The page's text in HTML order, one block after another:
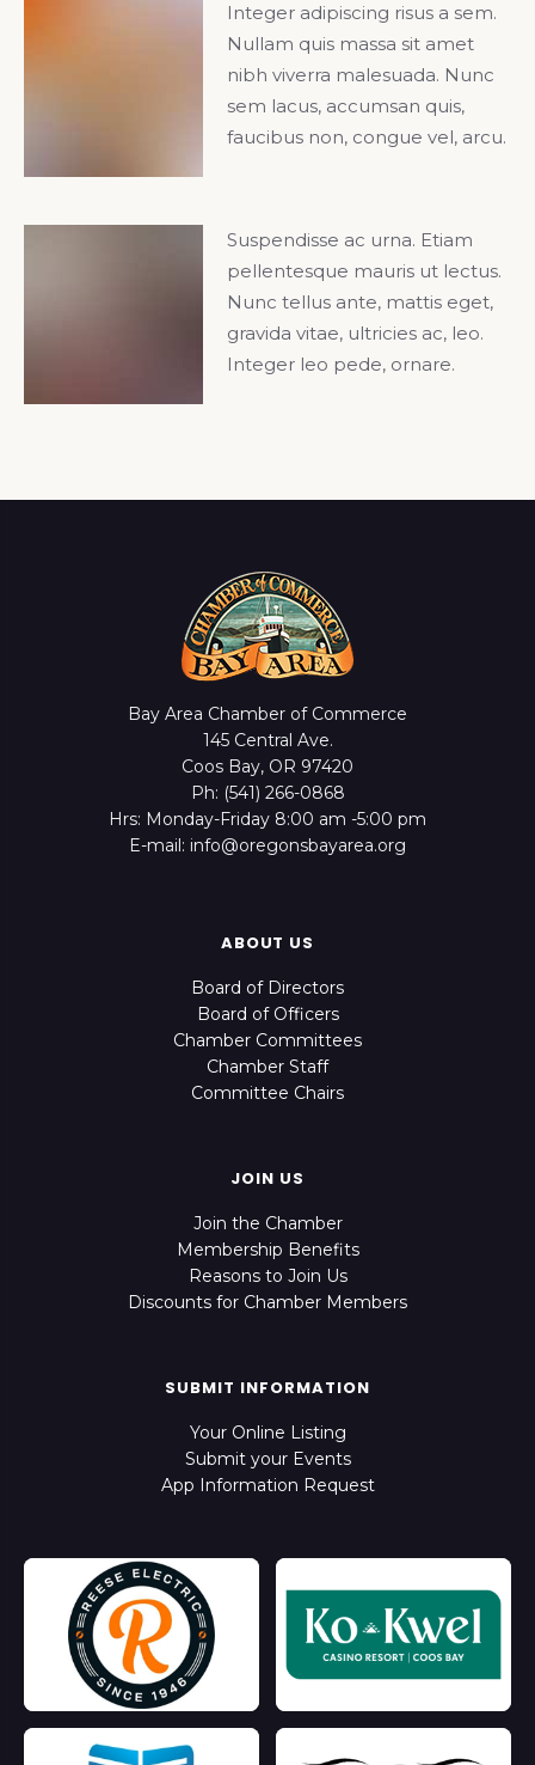
Integer adipiscing risus a sem.
Nullam quis massa sit amet
nibh viverra malesuada. Nunc
sem lacus, accumsan quis,
faucibus non, congue vel, arcu.
Suspendisse ac urna. Etiam
pellentesque mauris ut lectus.
Nunc tellus ante, mattis eget,
gravida vitae, ultricies ac, leo.
Integer leo pede, ornare.
Bay Area Chamber of Commerce
145 Central Ave.
Coos Bay, OR 97420
Ph: (541) 266-0868
Hrs: Monday-Friday 8:00 am -5:00 pm
E-mail: info@oregonsbayarea.org
ABOUT US
Board of Directors
Board of Officers
Chamber Committees
Chamber Staff
Committee Chairs
JOIN US
Join the Chamber
Membership Benefits
Reasons to Join Us
Discounts for Chamber Members
SUBMIT INFORMATION
Your Online Listing
Submit your Events
App Information Request